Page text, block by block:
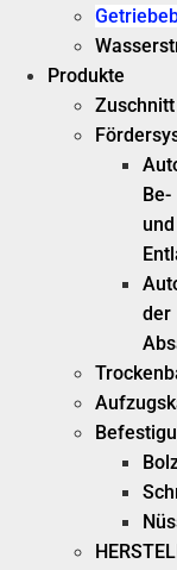
Produkte
Zuschnitt
Be-
und
der